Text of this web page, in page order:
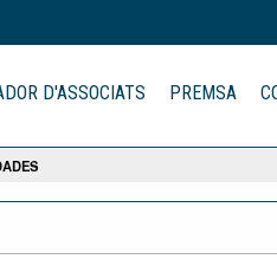
D'ASSOCIATS PREMSA